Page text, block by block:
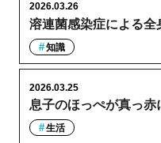
溶連菌感染症による全
2026.03.26
知識
息子のほっぺが真っ
2026.03.25
生活